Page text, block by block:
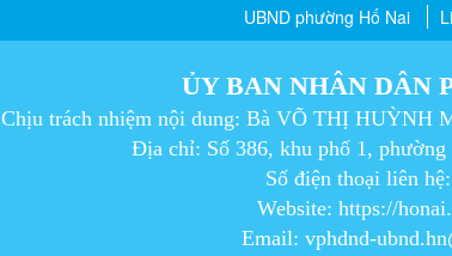
UBND phường Hố Nai
ỦY BAN NHÂN DÂN
Chịu trách nhiệm nội dung: Bà VÕ THỊ HUỲNH
Địa chỉ: Số 386, khu phố 1,
Số điện thoại liên
Website: https://
Email: vphdnd-